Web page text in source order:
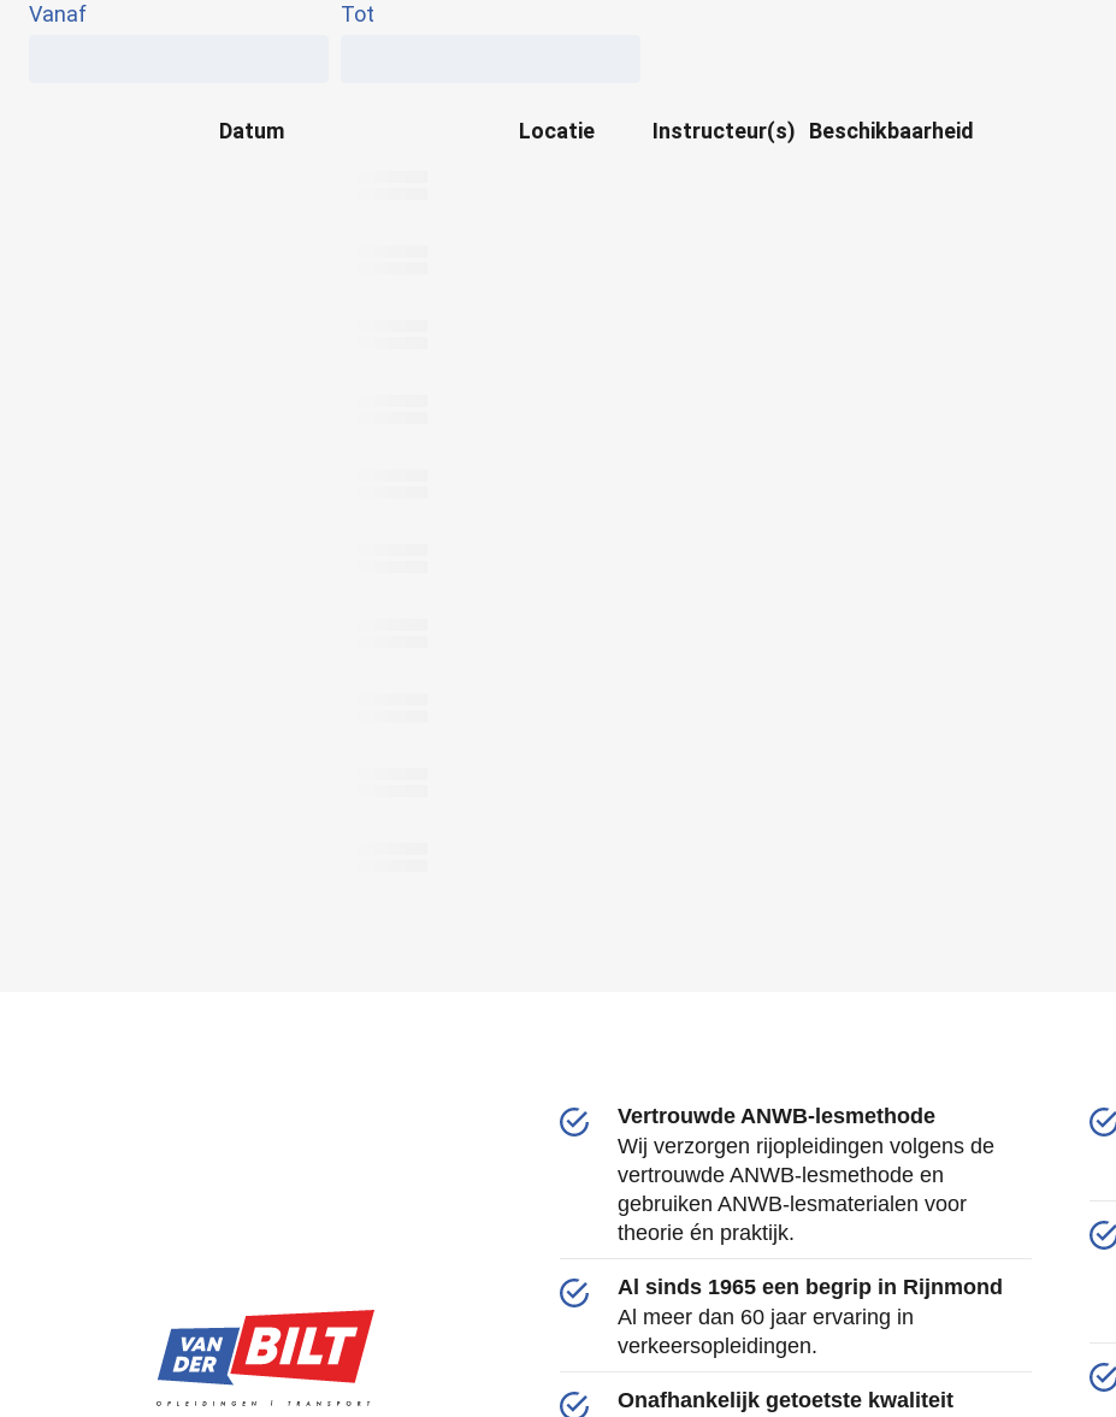
Vanaf Tot
Datum Locatie Instructeur(s) Beschikbaarheid
Vertrouwde ANWB-lesmethode
Wij verzorgen rijopleidingen volgens de
vertrouwde ANWB-lesmethode en
gebruiken ANWB-lesmaterialen voor
theorie én praktijk.
Al sinds 1965 een begrip in Rijnmond
Al meer dan 60 jaar ervaring in
verkeersopleidingen.
Onafhankelijk getoetste kwaliteit